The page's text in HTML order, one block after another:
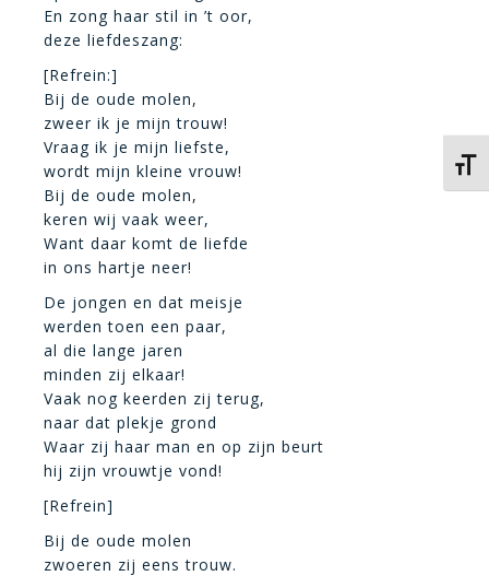
En zong haar stil in ’t oor,
deze liefdeszang:
[Refrein:]
Bij de oude molen,
zweer ik je mijn trouw!
Vraag ik je mijn liefste,
wordt mijn kleine vrouw!
Bij de oude molen,
keren wij vaak weer,
Want daar komt de liefde
in ons hartje neer!
De jongen en dat meisje
werden toen een paar,
al die lange jaren
minden zij elkaar!
Vaak nog keerden zij terug,
naar dat plekje grond
Waar zij haar man en op zijn beurt
hij zijn vrouwtje vond!
[Refrein]
Bij de oude molen
zwoeren zij eens trouw.